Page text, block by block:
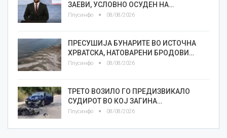
ЗАЕВИ, УСЛОВНО ОСУДЕН НА…
Плусинфо 08/08/2026
ПРЕСУШИЈА БУНАРИТЕ ВО ИСТОЧНА
ХРВАТСКА, НАТОВАРЕНИ БРОДОВИ…
Плусинфо 08/08/2026
ТРЕТО ВОЗИЛО ГО ПРЕДИЗВИКАЛО
СУДИРОТ ВО КОЈ ЗАГИНА…
Плусинфо 08/08/2026